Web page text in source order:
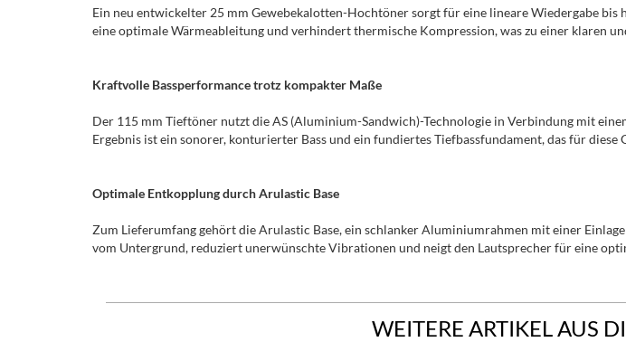
Ein neu entwickelter 25 mm Gewebekalotten-Hochtöner sorgt für eine lineare Wiedergabe
eine optimale Wärmeableitung und verhindert thermische Kompression, was zu einer klaren
Kraftvolle Bassperformance trotz kompakter Maße
Der 115 mm Tieftöner nutzt die AS (Aluminium-Sandwich)-Technologie in Verbindung mit
Ergebnis ist ein sonorer, konturierter Bass und ein fundiertes Tiefbassfundament, das für
Optimale Entkopplung durch Arulastic Base
Zum Lieferumfang gehört die Arulastic Base, ein schlanker Aluminiumrahmen mit einer
vom Untergrund, reduziert unerwünschte Vibrationen und neigt den Lautsprecher für eine
WEITERE ARTIKEL AUS